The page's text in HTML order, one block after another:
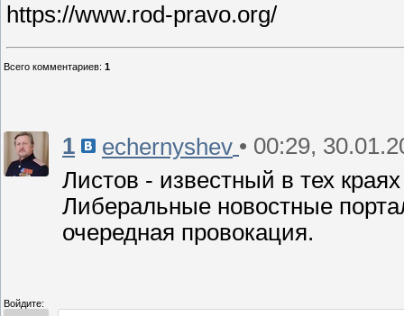
https://www.rod-pravo.org/
Всего комментариев: 1
1 echernyshev • 00:29,
Листов - известный в тех
Либеральные новостные
очередная провокация.
Войдите: